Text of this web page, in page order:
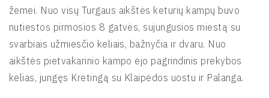
žemei. Nuo visų Turgaus aikštės keturių kampų buvo
nutiestos pirmosios 8 gatvės, sujungusios miestą su
svarbiais užmiesčio keliais, bažnyčia ir dvaru. Nuo
aikštės pietvakarinio kampo ėjo pagrindinis prekybos
kelias, jungęs Kretingą su Klaipėdos uostu ir Palanga.